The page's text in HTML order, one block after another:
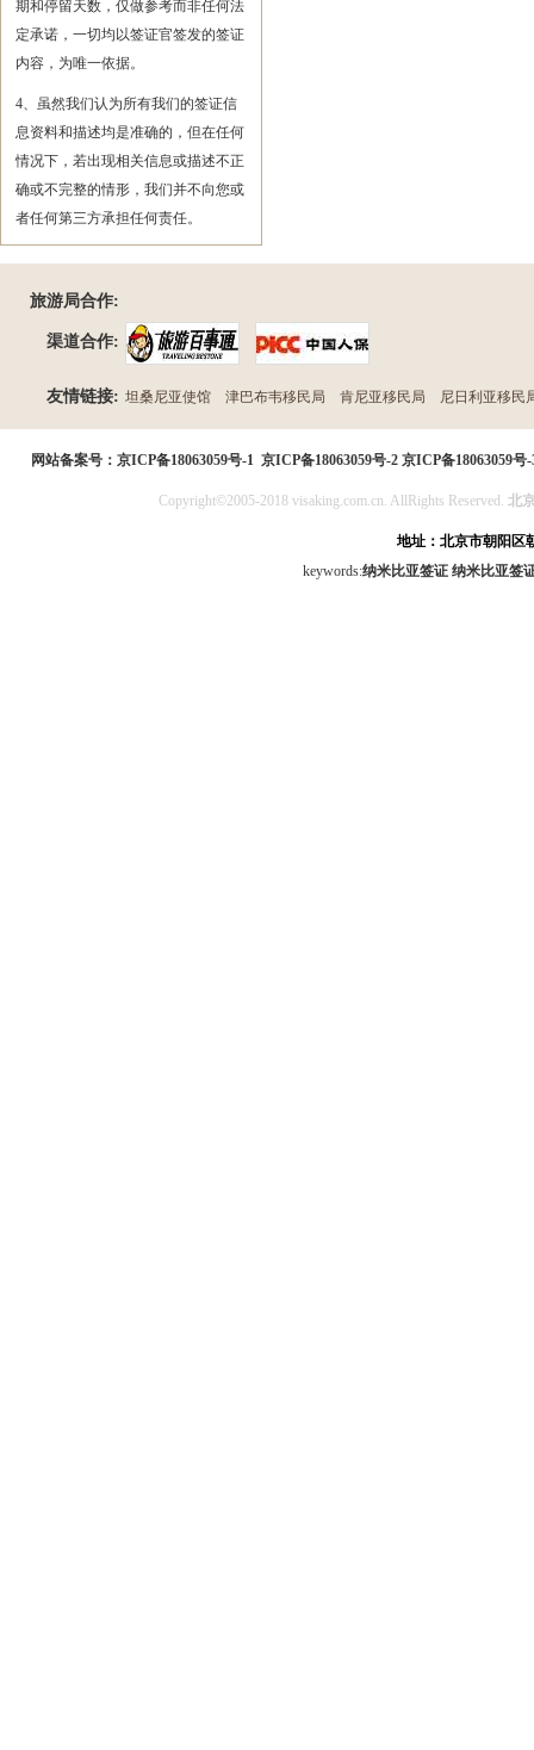
期和停留天数，仅做参考而非任何法
定承诺，一切均以签证官签发的签证
内容，为唯一依据。
4、虽然我们认为所有我们的签证信
息资料和描述均是准确的，但在任何
情况下，若出现相关信息或描述不正
确或不完整的情形，我们并不向您或
者任何第三方承担任何责任。
旅游局合作:
渠道合作:
友情链接: 坦桑尼亚使馆 津巴布韦移民局 肯尼亚移民局 尼日利亚移民
网站备案号： 京ICP备18063059号-1 京ICP备18063059号-2 京ICP备18063059号-
Copyright©2005-2018 visaking.com.cn. AllRights Reserved. 北
地址：北京市朝阳区
keywords:纳米比亚签证 纳米比亚签